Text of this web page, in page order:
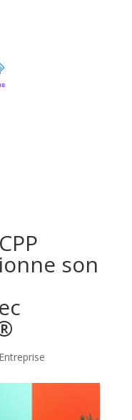
son
Entreprise